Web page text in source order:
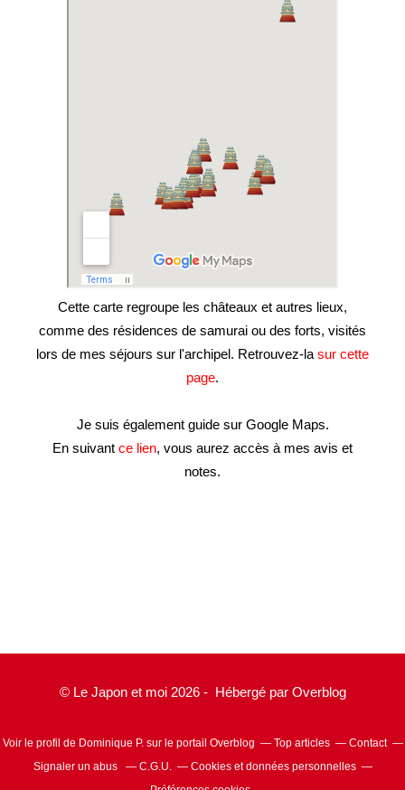
Cette carte regroupe les châteaux et autres lieux,
comme des résidences de samurai ou des forts, visités
lors de mes séjours sur l'archipel. Retrouvez-la sur cette
page.
Je suis également guide sur Google Maps.
En suivant ce lien, vous aurez accès à mes avis et
notes.
© Le Japon et moi 2026 - Hébergé par Overblog
Voir le profil de Dominique P.sur le portail Overblog Top articles
Contact
Signaler un abus
C.G.U.
Cookies et données personnelles